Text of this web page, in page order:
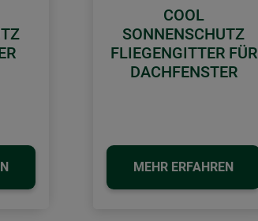
COOL
SONNENSCHUTZ
FLIEGENGITTER FÜR
DACHFENSTER
MEHR ERFAHREN